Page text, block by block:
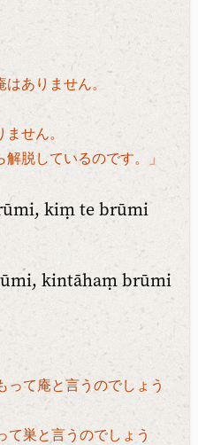
ありません。
せん。
脱しているのです。」
kiṃ te brūmi
kintāhaṃ brūmi
って庵と言うのでしょう
て巣と言うのでしょう